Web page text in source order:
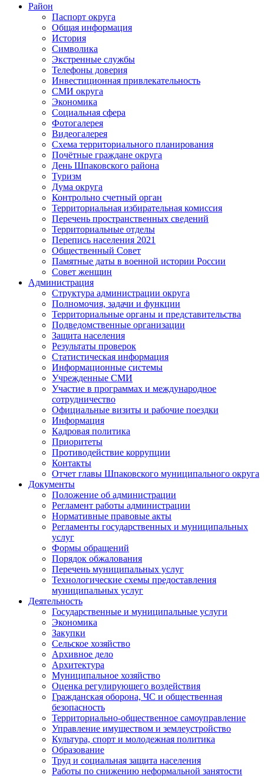
Район
Паспорт округа
Общая информация
История
Символика
Экстренные службы
Телефоны доверия
Инвестиционная привлекательность
СМИ округа
Экономика
Социальная сфера
Фотогалерея
Видеогалерея
Схема территориального планирования
Почётные граждане округа
День Шпаковского района
Туризм
Дума округа
Контрольно счетный орган
Территориальная избирательная комиссия
Перечень пространственных сведений
Территориальные отделы
Перепись населения 2021
Общественный Совет
Памятные даты в военной истории России
Совет женщин
Администрация
Структура администрации округа
Полномочия, задачи и функции
Территориальные органы и представительства
Подведомственные организации
Защита населения
Результаты проверок
Статистическая информация
Информационные системы
Учрежденные СМИ
Участие в программах и международное
сотрудничество
Официальные визиты и рабочие поездки
Информация
Кадровая политика
Приоритеты
Противодействие коррупции
Контакты
Отчет главы Шпаковского муниципального округа
Документы
Положение об администрации
Регламент работы администрации
Нормативные правовые акты
Регламенты государственных и муниципальных
услуг
Формы обращений
Порядок обжалования
Перечень муниципальных услуг
Технологические схемы предоставления
муниципальных услуг
Деятельность
Государственные и муниципальные услуги
Экономика
Закупки
Сельское хозяйство
Архивное дело
Архитектура
Муниципальное хозяйство
Оценка регулирующего воздействия
Гражданская оборона, ЧС и общественная
безопасность
Территориально-общественное самоуправление
Управление имуществом и землеустройство
Культура, спорт и молодежная политика
Образование
Труд и социальная защита населения
Работы по снижению неформальной занятости